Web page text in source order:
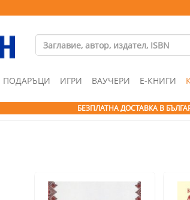
ПОДАРЪЦИ ИГРИ ВАУЧЕРИ Е-КНИГИ
БЕЗПЛАТНА ДОСТАВКА В